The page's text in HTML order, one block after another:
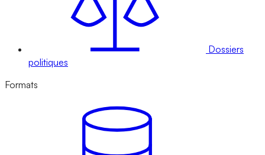
Dossiers
politiques
Formats